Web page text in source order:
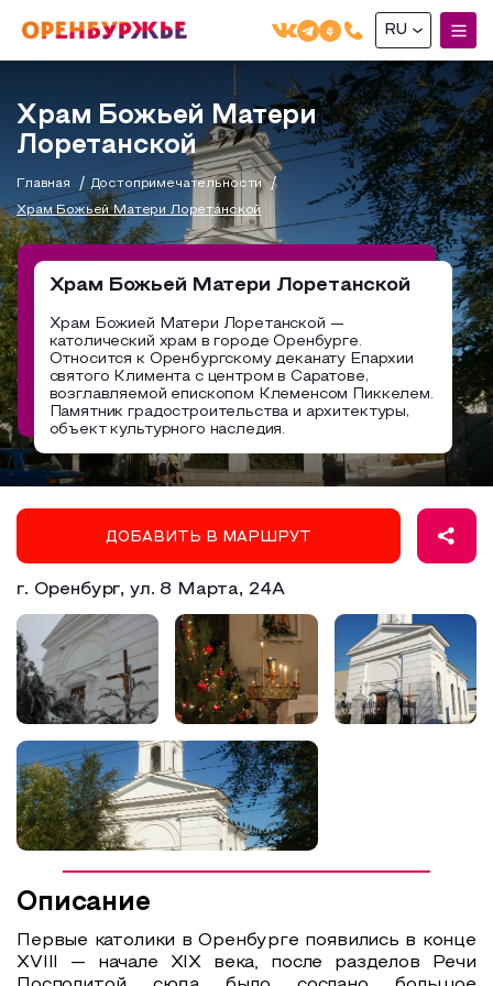
О РЕГИОНЕ
О регионе
Бузулук и Бузулукский район
Соль-Илецкий район
Саракташский район
МОЙ МАРШРУТ
Маршруты от туроператоров
Промышленный туризм
Пешеходный туризм
Сельский туризм
Аудио маршруты
Автотуризм
Аттестованные экскурсоводы
Маршруты от экскурсоводов
Все маршруты
Доступная среда
ГДЕ ПОЕСТЬ
ГДЕ ОСТАНОВИТЬСЯ
СУВЕНИРЫ
НАЦИОНАЛЬНЫЙ ТУРИСТСКИЙ МАРШРУТ
RU
Русский(RU)
Храм Божьей Матери
Лоретанской
Главная Достопримечательности
Храм Божьей Матери Лоретанской
Храм Божьей Матери Лоретанской
Храм Божией Матери Лоретанской —
католический храм в городе Оренбурге.
Относится к Оренбургскому деканату Епархии
святого Климента с центром в Саратове,
возглавляемой епископом Клеменсом Пиккелем.
Памятник градостроительства и архитектуры,
объект культурного наследия.
ДОБАВИТЬ В МАРШРУТ
г. Оренбург, ул. ​8 Марта, 24А
Описание
Первые католики в Оренбурге появились в конце
XVIII — начале XIX века, после разделов Речи